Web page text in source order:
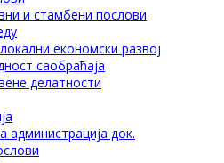
и стамбени послови
економски развој
саобраћаја
делатности
администрација док.